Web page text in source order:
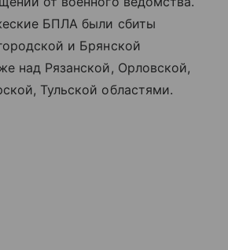
БПЛА были сбиты
и Брянской
над Рязанской, Орловской,
Тульской областями.